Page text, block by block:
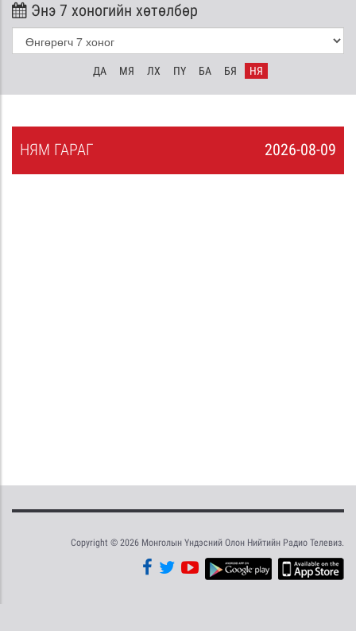
Энэ 7 хоногийн хөтөлбөр
ДА МЯ ЛХ ПҮ БА БЯ НЯ
2026-08-09
НЯМ ГАРАГ
Copyright © 2026 Монголын Үндэсний Олон Нийтийн Радио Телевиз.